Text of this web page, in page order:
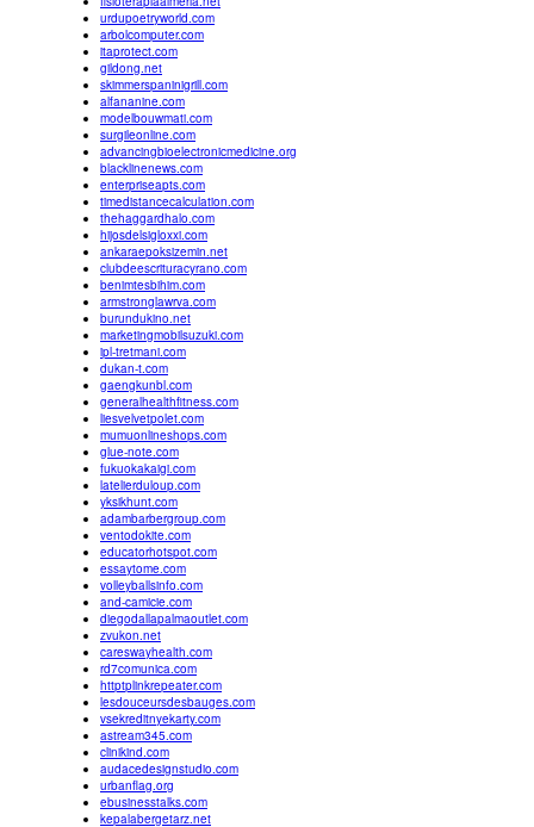
urdupoetryworld.com
arbolcomputer.com
itaprotect.com
gildong.net
skimmerspaninigrill.com
alfananine.com
modelbouwmati.com
surgileonline.com
advancingbioelectronicmedicine.org
blacklinenews.com
enterpriseapts.com
timedistancecalculation.com
thehaggardhalo.com
hijosdelsigloxxi.com
ankaraepoksizemin.net
clubdeescrituracyrano.com
benimtesbihim.com
armstronglawrva.com
burundukino.net
marketingmobilsuzuki.com
ipl-tretmani.com
dukan-t.com
gaengkunbl.com
generalhealthfitness.com
liesvelvetpolet.com
mumuonlineshops.com
glue-note.com
fukuokakaigi.com
latelierduloup.com
yksikhunt.com
adambarbergroup.com
ventodokite.com
educatorhotspot.com
essaytome.com
volleyballsinfo.com
and-camicie.com
diegodallapalmaoutlet.com
zvukon.net
careswayhealth.com
rd7comunica.com
httptplinkrepeater.com
lesdouceursdesbauges.com
vsekreditnyekarty.com
astream345.com
clinikind.com
audacedesignstudio.com
urbanflag.org
ebusinesstalks.com
kepalabergetarz.net